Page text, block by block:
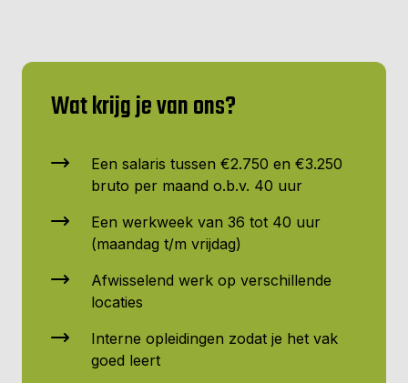
Wat krijg je van ons?
Een salaris tussen €2.750 en €3.250
bruto per maand o.b.v. 40 uur
Een werkweek van 36 tot 40 uur
(maandag t/m vrijdag)
Afwisselend werk op verschillende
locaties
Interne opleidingen zodat je het vak
goed leert